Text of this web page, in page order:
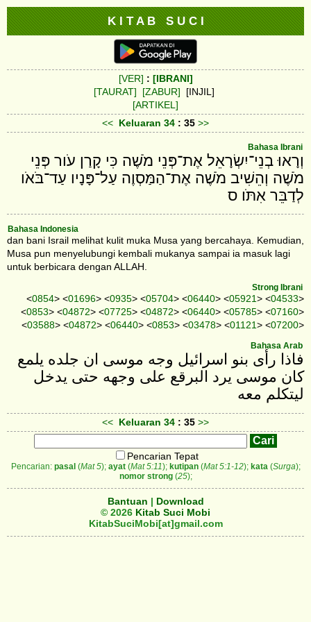
K I T A B S U C I
[VER] : [IBRANI]
[TAURAT]
[ZABUR] [INJIL]
[ARTIKEL]
<< Keluaran 34 : 35 >>
Bahasa Ibrani
וְרָאוּ בְנֵי־יִשְׂרָאֵל אֶת־פְּנֵי מֹשֶׁה כִּי קָרַן עֹור פְּנֵי
מֹשֶׁה וְהֵשִׁיב מֹשֶׁה אֶת־הַמַּסְוֶה עַל־פָּנָיו עַד־בֹּאֹו
לְדַבֵּר אִתֹּו׃ ס
Bahasa Indonesia
dan bani Israil melihat kulit muka Musa yang bercahaya. Kemudian,
Musa pun menyelubungi kembali mukanya sampai ia masuk lagi
untuk berbicara dengan ALLAH.
Strong Ibrani
<0854> <01696> <0935> <05704> <06440> <05921> <04533>
<0853> <04872> <07725> <04872> <06440> <05785> <07160>
<03588> <04872> <06440> <0853> <03478> <01121> <07200>
Bahasa Arab
فاذا رأى بنو اسرائيل وجه موسى ان جلده يلمع
كان موسى يرد البرقع على وجهه حتى يدخل
ليتكلم معه
<< Keluaran 34 : 35 >>
Pencarian Tepat
Pencarian: pasal(Mat 5); ayat(Mat 5:11); kutipan(Mat 5:1-12); kata (Surga);
nomor strong(25);
Bantuan | Download
© 2026 Kitab Suci Mobi
KitabSuciMobi[at]gmail.com